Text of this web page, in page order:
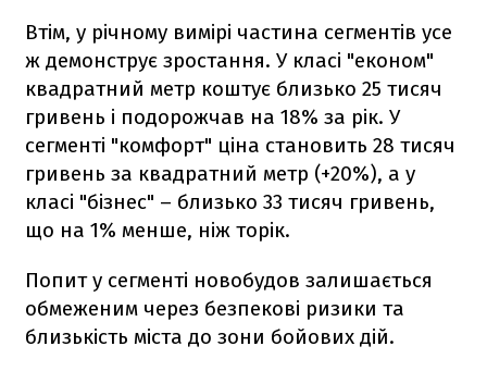
Втім, у річному вимірі частина сегментів усе
ж демонструє зростання. У класі "економ"
квадратний метр коштує близько 25 тисяч
гривень і подорожчав на 18% за рік. У
сегменті "комфорт" ціна становить 28 тисяч
гривень за квадратний метр (+20%), а у
класі "бізнес" – близько 33 тисяч гривень,
що на 1% менше, ніж торік.
Попит у сегменті новобудов залишається
обмеженим через безпекові ризики та
близькість міста до зони бойових дій.